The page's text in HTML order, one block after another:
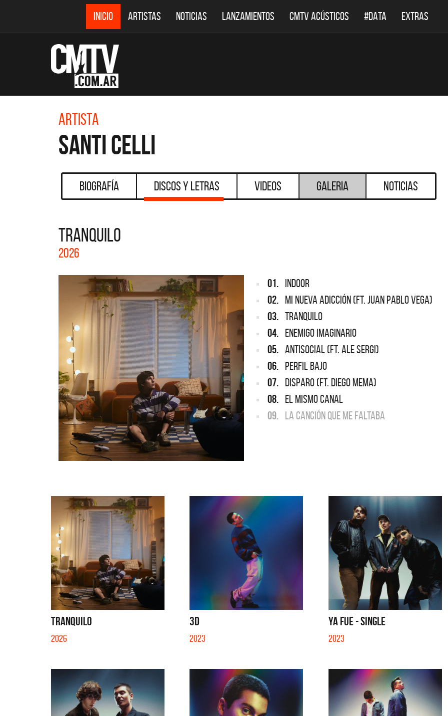
INICIO ARTISTAS NOTICIAS LANZAMIENTOS CMTV ACÚSTICOS #DATA EXTRAS
Artista
Santi Celli
Biografía Discos y Letras Videos Galeria Noticias
TRANQUILO
2026
01. INDOOR
02. MI NUEVA ADICCIÓN (FT. JUAN PABLO VEGA)
03. TRANQUILO
04. ENEMIGO IMAGINARIO
05. ANTISOCIAL (FT. ALE SERGI)
06. PERFIL BAJO
07. DISPARO (FT. DIEGO MEMA)
08. EL MISMO CANAL
09. LA CANCIÓN QUE ME FALTABA
TRANQUILO
2026
3D
2023
YA FUE - SINGLE
2023
DESTACADOS DESTACADOS